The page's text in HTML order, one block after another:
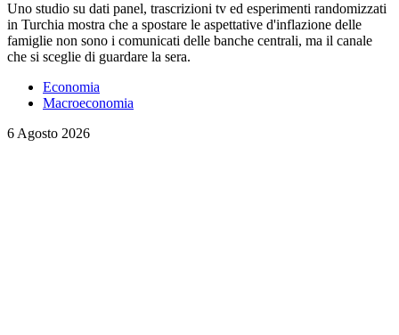
Uno studio su dati panel, trascrizioni tv ed esperimenti randomizzati
in Turchia mostra che a spostare le aspettative d'inflazione delle
famiglie non sono i comunicati delle banche centrali, ma il canale
che si sceglie di guardare la sera.
Economia
Macroeconomia
6 Agosto 2026